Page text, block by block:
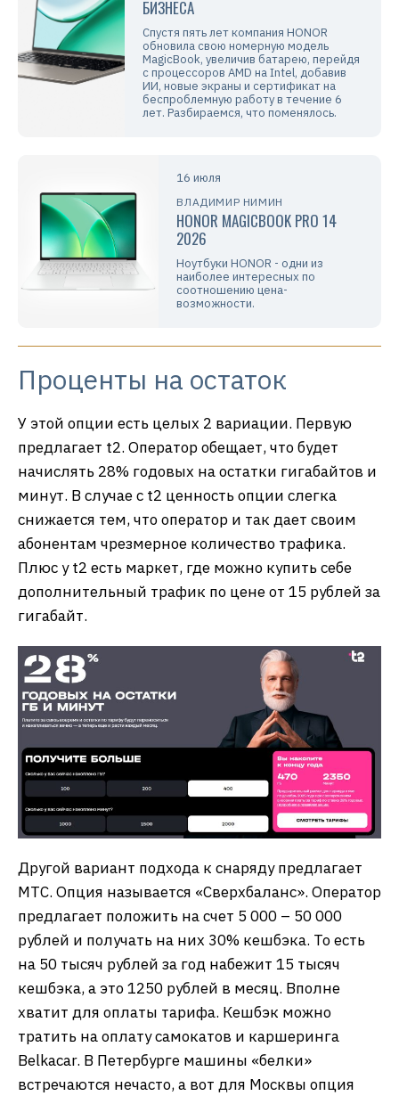
БИЗНЕСА
Спустя пять лет компания HONOR
обновила свою номерную модель
MagicBook, увеличив батарею, перейдя
с процессоров AMD на Intel, добавив
ИИ, новые экраны и сертификат на
беспроблемную работу в течение 6
лет. Разбираемся, что поменялось.
16 июля
ВЛАДИМИР НИМИН
HONOR MAGICBOOK PRO 14
2026
Ноутбуки HONOR - одни из
наиболее интересных по
соотношению цена-
возможности.
Проценты на остаток
У этой опции есть целых 2 вариации. Первую
предлагает t2. Оператор обещает, что будет
начислять 28% годовых на остатки гигабайтов и
минут. В случае с t2 ценность опции слегка
снижается тем, что оператор и так дает своим
абонентам чрезмерное количество трафика.
Плюс у t2 есть маркет, где можно купить себе
дополнительный трафик по цене от 15 рублей за
гигабайт.
Другой вариант подхода к снаряду предлагает
МТС. Опция называется «Сверхбаланс». Оператор
предлагает положить на счет 5 000 – 50 000
рублей и получать на них 30% кешбэка. То есть
на 50 тысяч рублей за год набежит 15 тысяч
кешбэка, а это 1250 рублей в месяц. Вполне
хватит для оплаты тарифа. Кешбэк можно
тратить на оплату самокатов и каршеринга
Belkacar. В Петербурге машины «белки»
встречаются нечасто, а вот для Москвы опция